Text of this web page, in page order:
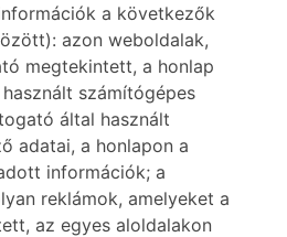
a következők
azon weboldalak,
megtekintett, a honlap
számítógépes
által használt
adatai, a honlapon a
információk; a
reklámok, amelyeket a
az egyes aloldalakon